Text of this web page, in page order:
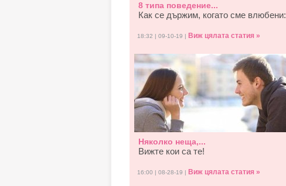
8 типа поведение...
Как се държим, когато смe влюбени:
18:32 | 09-10-19 | Виж цялата статия »
Няколко неща,...
Вижте кои са те!
16:00 | 08-28-19 | Виж цялата статия »